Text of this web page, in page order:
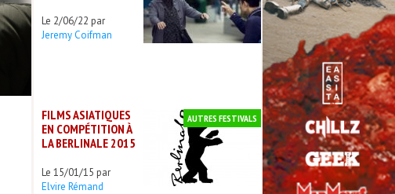
Le 2/06/22 par
Jeremy Coifman
FILMS ASIATIQUES
EN COMPÉTITION À
LA BERLINALE 2015
Le 15/01/15 par
Elvire Rémand
AUTRES FESTIVALS